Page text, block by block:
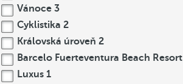
Vánoce 3
Cyklistika 2
Královská úroveň 2
Barcelo Fuerteventura Beach Resort
Luxus 1